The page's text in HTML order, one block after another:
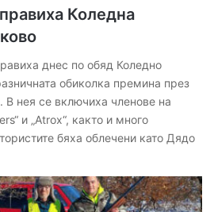
Коледна
днес по обяд Коледно
обиколка премина през
В нея се включиха членове на
и „Atrox“, както и много
бяха облечени като Дядо